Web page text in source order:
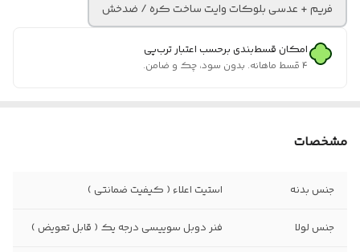
فریم + عدسی بلوکات وایت ساخت کره / ضدخش
امکان قسط‌بندی برحسب اعتبار ترب‌پی
۴ قسط ماهانه. بدون سود، چک و ضامن.
مشخصات
جنس بدنه استیت اعلاء ( کیفیت ضمانتی )
جنس لولا فنر دوبل سوییسی درجه یک ( قابل تعویض )